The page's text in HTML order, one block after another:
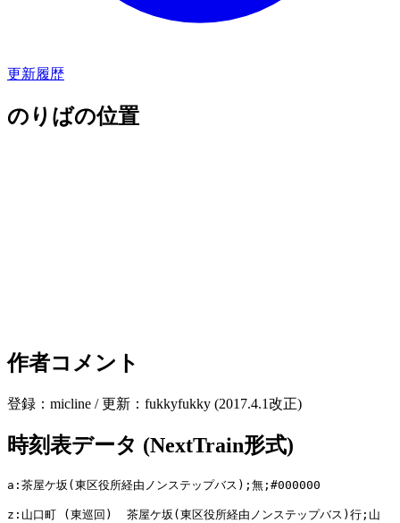
更新履歴
のりばの位置
作者コメント
登録：micline / 更新：fukkyfukky (2017.4.1改正)
時刻表データ (NextTrain形式)
a:茶屋ケ坂(東区役所経由ノンステップバス);無;#000000
z:山口町 (東巡回)  茶屋ケ坂(東区役所経由ノンステップバス)行;山